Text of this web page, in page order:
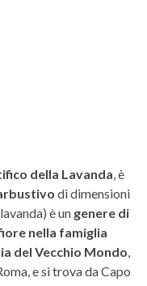
della Lavanda, è
di dimensioni
è un genere di
nella famiglia
del Vecchio Mondo,
e si trova da Capo